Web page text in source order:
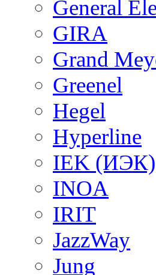
General
GIRA
Grand
Greenel
Hegel
Hyperline
IEK (ИЭК)
INOA
IRIT
JazzWay
Jung